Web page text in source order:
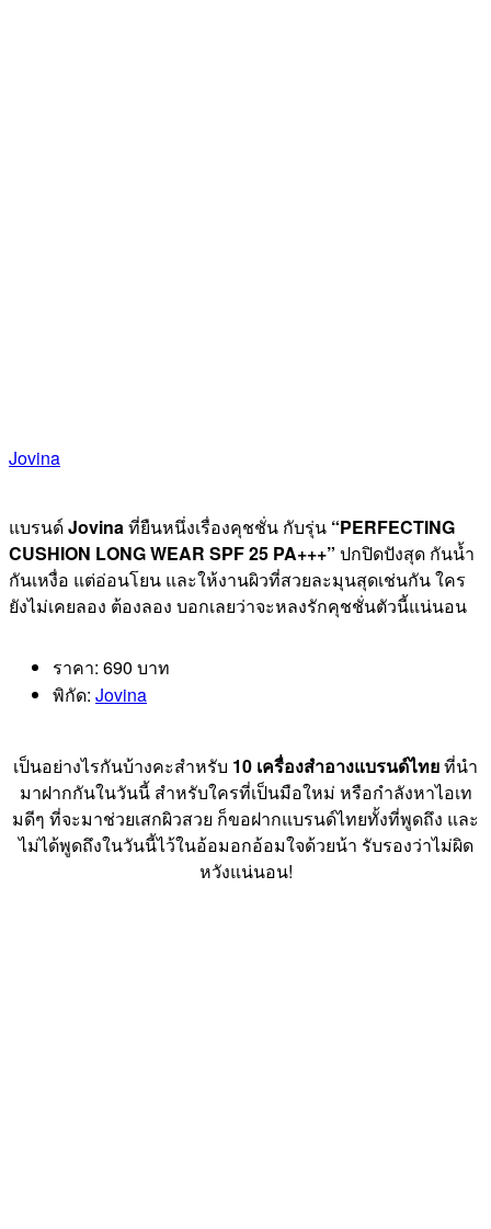
Jovina
แบรนด์Jovinaที่ยืนหนึ่งเรื่องคุชชั่น กับรุ่น “PERFECTING
CUSHION LONG WEAR SPF 25 PA+++” ปกปิดปังสุด กันน้ำ
กันเหงื่อ แต่อ่อนโยน และให้งานผิวที่สวยละมุนสุดเช่นกัน ใคร
ยังไม่เคยลอง ต้องลอง บอกเลยว่าจะหลงรักคุชชั่นตัวนี้แน่นอน
ราคา: 690 บาท
พิกัด: Jovina
เป็นอย่างไรกันบ้างคะสำหรับ 10 เครื่องสำอางแบรนด์ไทยที่นำ
มาฝากกันในวันนี้ สำหรับใครที่เป็นมือใหม่ หรือกำลังหาไอเท
มดีๆ ที่จะมาช่วยเสกผิวสวย ก็ขอฝากแบรนด์ไทยทั้งที่พูดถึง และ
ไม่ได้พูดถึงในวันนี้ไว้ในอ้อมอกอ้อมใจด้วยน้า รับรองว่าไม่ผิด
หวังแน่นอน!